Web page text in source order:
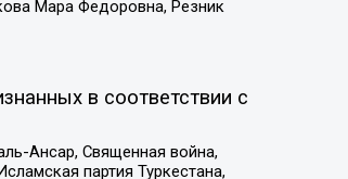
Мара Федоровна, Резник
в соответствии с
Ансар, Священная война,
партия Туркестана,